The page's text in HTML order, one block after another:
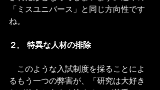
「ミスユニバース」と同じ方向性です
ね。
２,　特異な人材の排除
このような入試制度を採ることによ
るもう一つの弊害が、「研究は大好き